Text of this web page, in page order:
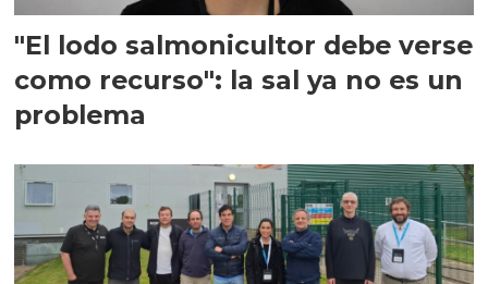
"El lodo salmonicultor debe verse
como recurso": la sal ya no es un
problema